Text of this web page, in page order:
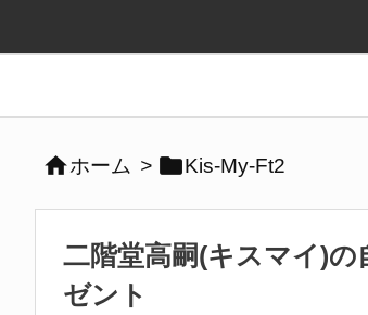
ホーム > Kis-My-Ft2
二階堂高嗣(キスマイ)
ゼント